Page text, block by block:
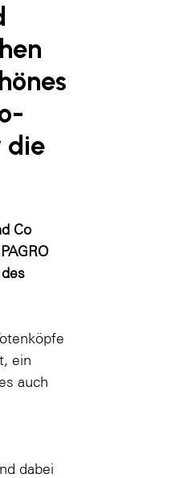
die
Co
ein
auch
dabei